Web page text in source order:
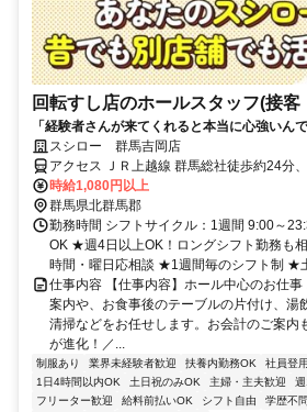
回転すし店のホールスタッフ(接
「経験者さんが来てくれると本当に心強いん
キルがそのまま活かせます◎
スシロー 群馬吉岡店
アクセス ＪＲ上越線 群馬総社徒歩約24分
52分、ＪＲ上越線 新前橋西口徒歩約77分
時給1,080円以上
群馬県北群馬郡
勤務時間 シフトサイクル：1週間 9:00～
OK ★週4日以上OK！ロングシフト勤務も
時間・曜日応相談 ★1週間毎のシフト制 ★
仕事内容 【仕事内容】ホール中心のお仕
案内や、お食事後のテーブルの片付け、湯
清掃などをお任せします。お会計のご案内
が進化！／...
制服あり 業界未経験者歓迎 扶養内勤務OK 社員登
1日4時間以内OK
土日祝のみOK 主婦・主夫歓迎
フリーター歓迎
給料前払いOK シフト自由 学歴不問